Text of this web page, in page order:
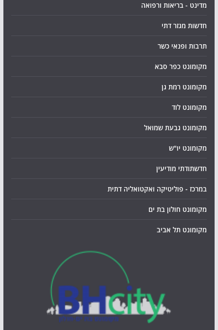
מדינט - בריאות ורפואה
חדשות מגזר דתי
תרבות ופנאי כשר
מקומונט כפר סבא
מקומונט רמת גן
מקומונט לוד
מקומונט גבעת שמואל
מקומונט יו"ש
חדשתודתי מודיעין
במרכז - פוליטיקה ואקטואליה דתית
מקומונט חולון בת ים
מקומונט תל אביב